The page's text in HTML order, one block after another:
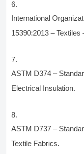
International
15390:2013 –
ASTM D374 –
Electrical Insulation.
ASTM D737 –
Textile Fabrics.